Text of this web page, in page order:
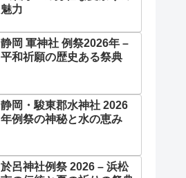
魅力
静岡 軍神社 例祭2026年 –
平和祈願の歴史ある祭典
静岡・駿東郡水神社 2026
年例祭の神秘と水の恵み
於呂神社例祭 2026 – 浜松